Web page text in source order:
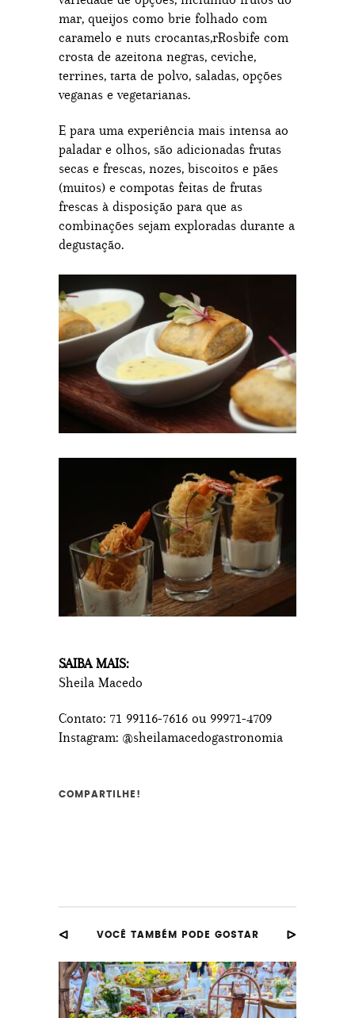
mar, queijos como brie folhado com
caramelo e nuts crocantas,rRosbife com
crosta de azeitona negras, ceviche,
terrines, tarta de polvo, saladas, opções
veganas e vegetarianas.
E para uma experiência mais intensa ao
paladar e olhos, são adicionadas frutas
secas e frescas, nozes, biscoitos e pães
(muitos) e compotas feitas de frutas
frescas à disposição para que as
combinações sejam exploradas durante a
degustação.
SAIBA MAIS:
Sheila Macedo
Contato: 71 99116-7616 ou 99971-4709
Instagram: @sheilamacedogastronomia
COMPARTILHE!
VOCÊ TAMBÉM PODE GOSTAR